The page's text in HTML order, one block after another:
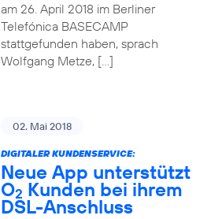
am 26. April 2018 im Berliner
Telefónica BASECAMP
stattgefunden haben, sprach
Wolfgang Metze, […]
02. Mai 2018
DIGITALER KUNDENSERVICE:
Neue App unterstützt
O2 Kunden bei ihrem
DSL-Anschluss